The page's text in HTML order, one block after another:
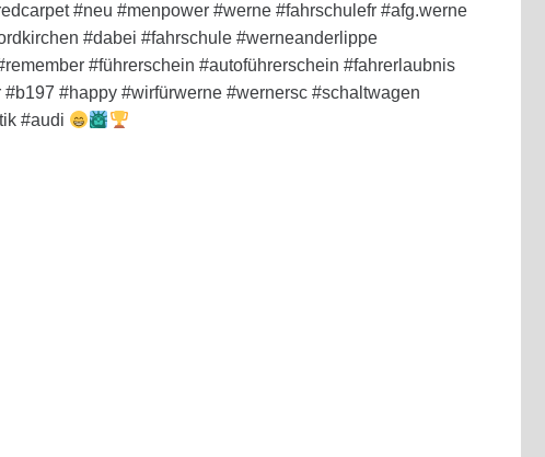
#neu #menpower #werne #fahrschulefr #afg.werne
#dabei #fahrschule #werneanderlippe
#führerschein #autoführerschein #fahrerlaubnis
#happy #wirfürwerne #wernersc #schaltwagen
#audi